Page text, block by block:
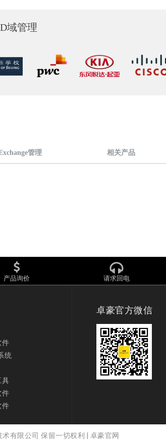
域管理
管理 相关产品
产品询价 请求回电
件
统
具
件
件
卓豪官方微信
有限公司 保留一切权利 | 卓豪官网